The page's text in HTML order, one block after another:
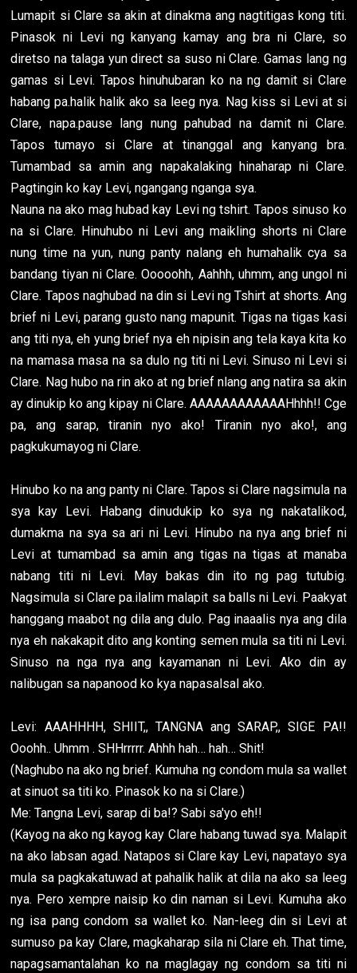
Lumapit si Clare sa akin at dinakma ang nagtitigas kong titi.
Pinasok ni Levi ng kanyang kamay ang bra ni Clare, so
diretso na talaga yun direct sa suso ni Clare. Gamas lang ng
gamas si Levi. Tapos hinuhubaran ko na ng damit si Clare
habang pa.halik halik ako sa leeg nya. Nag kiss si Levi at si
Clare, napa.pause lang nung pahubad na damit ni Clare.
Tapos tumayo si Clare at tinanggal ang kanyang bra.
Tumambad sa amin ang napakalaking hinaharap ni Clare.
Pagtingin ko kay Levi, ngangang nganga sya.
Nauna na ako mag hubad kay Levi ng tshirt. Tapos sinuso ko
na si Clare. Hinuhubo ni Levi ang maikling shorts ni Clare
nung time na yun, nung panty nalang eh humahalik cya sa
bandang tiyan ni Clare. Ooooohh, Aahhh, uhmm, ang ungol ni
Clare. Tapos naghubad na din si Levi ng Tshirt at shorts. Ang
brief ni Levi, parang gusto nang mapunit. Tigas na tigas kasi
ang titi nya, eh yung brief nya eh nipisin ang tela kaya kita ko
na mamasa masa na sa dulo ng titi ni Levi. Sinuso ni Levi si
Clare. Nag hubo na rin ako at ng brief nlang ang natira sa akin
ay dinukip ko ang kipay ni Clare. AAAAAAAAAAAAHhhh!! Cge
pa, ang sarap, tiranin nyo ako! Tiranin nyo ako!, ang
pagkukumayog ni Clare.
Hinubo ko na ang panty ni Clare. Tapos si Clare nagsimula na
sya kay Levi. Habang dinudukip ko sya ng nakatalikod,
dumakma na sya sa ari ni Levi. Hinubo na nya ang brief ni
Levi at tumambad sa amin ang tigas na tigas at manaba
nabang titi ni Levi. May bakas din ito ng pag tutubig.
Nagsimula si Clare pa.ilalim malapit sa balls ni Levi. Paakyat
hanggang maabot ng dila ang dulo. Pag inaaalis nya ang dila
nya eh nakakapit dito ang konting semen mula sa titi ni Levi.
Sinuso na nga nya ang kayamanan ni Levi. Ako din ay
nalibugan sa napanood ko kya napasalsal ako.
Levi: AAAHHHH, SHIIT,, TANGNA ang SARAP,, SIGE PA!!
Ooohh.. Uhmm . SHHrrrrr. Ahhh hah… hah… Shit!
(Naghubo na ako ng brief. Kumuha ng condom mula sa wallet
at sinuot sa titi ko. Pinasok ko na si Clare.)
Me: Tangna Levi, sarap di ba!? Sabi sa'yo eh!!
(Kayog na ako ng kayog kay Clare habang tuwad sya. Malapit
na ako labsan agad. Natapos si Clare kay Levi, napatayo sya
mula sa pagkakatuwad at pahalik halik at dila na ako sa leeg
nya. Pero xempre naisip ko din naman si Levi. Kumuha ako
ng isa pang condom sa wallet ko. Nan-leeg din si Levi at
sumuso pa kay Clare, magkaharap sila ni Clare eh. That time,
napagsamantalahan ko na maglagay ng condom sa titi ni